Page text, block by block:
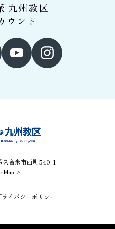
九州教区
ウント
留米市西町540-1
Map >
ライバシーポリシー